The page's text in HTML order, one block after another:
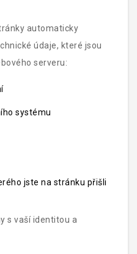
automaticky
údaje, které jsou
serveru:
systému
jste na stránku přišli
s vaší identitou a